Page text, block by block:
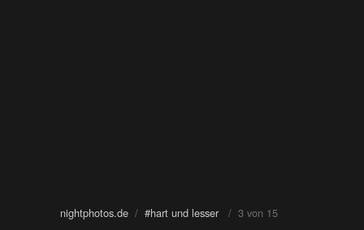
nightphotos.de / #hart und lesser / 3 von 15